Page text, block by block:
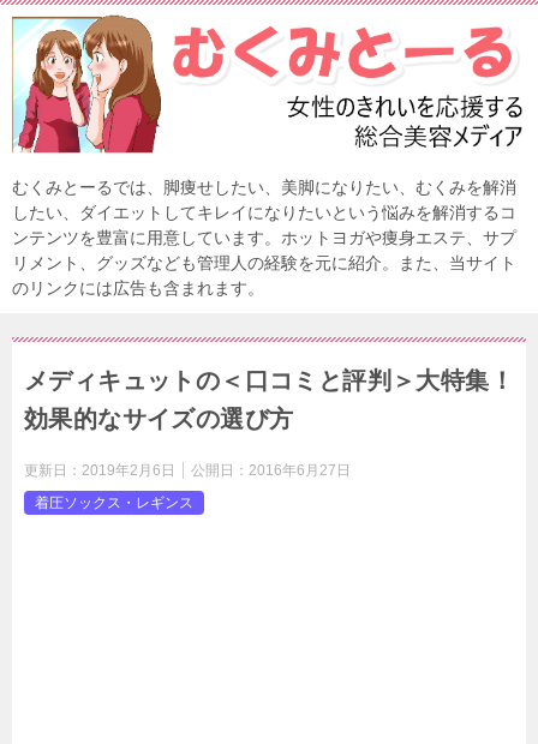
むくみとーるでは、脚痩せしたい、美脚になりたい、むくみを解消
したい、ダイエットしてキレイになりたいという悩みを解消するコ
ンテンツを豊富に用意しています。ホットヨガや痩身エステ、サプ
リメント、グッズなども管理人の経験を元に紹介。また、当サイト
のリンクには広告も含まれます。
メディキュットの＜口コミと評判＞大特集！
効果的なサイズの選び方
更新日： 2019年2月6日 公開日： 2016年6月27日
着圧ソックス・レギンス